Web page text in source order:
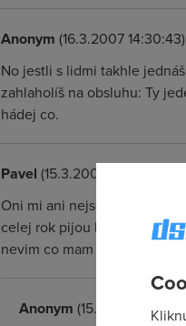
Anonym (16.3.2007 14:30:43)
No jestli s lidmi takhle
zahlaholíš na obsluhu: Ty
hádej co.
Pavel (15.3.2007 01:53:31)
Oni mi ani nejsou schopni
celej rok pijou kaficko, nebo
nevim co mam delat:(! Za
Anonym (15.3.2007